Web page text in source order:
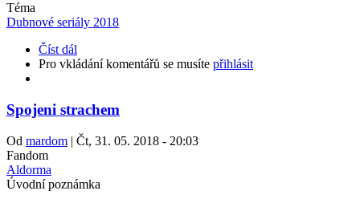
Téma
Dubnové seriály 2018
Číst dál
Pro vkládání komentářů se musíte přihlásit
Spojeni strachem
Od mardom | Čt, 31. 05. 2018 - 20:03
Fandom
Aldorma
Úvodní poznámka